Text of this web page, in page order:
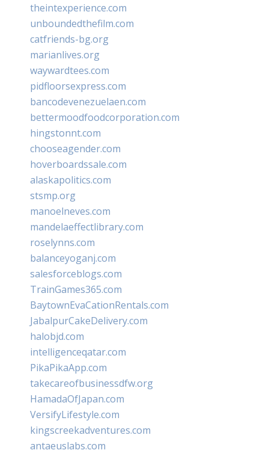
theintexperience.com
unboundedthefilm.com
catfriends-bg.org
marianlives.org
waywardtees.com
pidfloorsexpress.com
bancodevenezuelaen.com
bettermoodfoodcorporation.com
hingstonnt.com
chooseagender.com
hoverboardssale.com
alaskapolitics.com
stsmp.org
manoelneves.com
mandelaeffectlibrary.com
roselynns.com
balanceyoganj.com
salesforceblogs.com
TrainGames365.com
BaytownEvaCationRentals.com
JabalpurCakeDelivery.com
halobjd.com
intelligenceqatar.com
PikaPikaApp.com
takecareofbusinessdfw.org
HamadaOfJapan.com
VersifyLifestyle.com
kingscreekadventures.com
antaeuslabs.com